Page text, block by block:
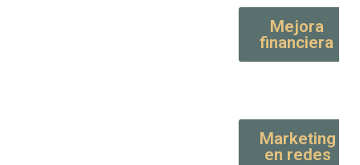
Mejora
financiera
Marketing
en redes